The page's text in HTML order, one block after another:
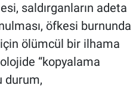
saldırganların adeta
öfkesi burnunda
ölümcül bir ilhama
“kopyalama
durum,